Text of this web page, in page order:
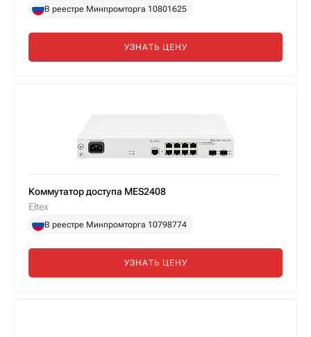
В реестре Минпромторга 10801625
УЗНАТЬ ЦЕНУ
Коммутатор доступа MES2408
Eltex
В реестре Минпромторга 10798774
УЗНАТЬ ЦЕНУ